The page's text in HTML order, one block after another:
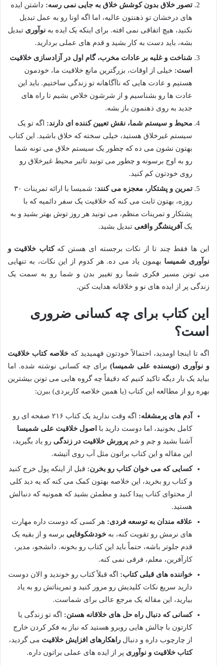
تصور خلاق بدون کوشش خلاق به جایی نمی رسه: داشتن ایده
های درخشان تو ذهنتون عالیه، اما اگه اونا رو به عمل تبدیل
نکنید، هیچ اتفاقی نمی افته. برای اینکه یک ایده به نوآوری تبدیل
بشه، باید دست به کار بشید و قدم های عملی بردارید.
شناخت و غلبه بر عادات مخرب، گام اول در آزادسازی خلاقیت
است: خیلی از اوقات، بزرگترین مانع خلاقیت ما، خودمون
هستیم و عادت هایی که ناآگاهانه تو زندگی ساختیم. باید این
عادت ها رو بشناسیم و از شرشون خلاص بشیم تا راه های
جدید به روی ذهنمون باز بشه.
محیط و سیستم شما، نقش تعیین کننده ای دارند: اگه تو یک
سیستم غیرخلاق هستید، خیلی سخته که خلاق باشید. این کتاب
بهتون نشون می ده که چطور یک سیستم خلاق می تونه شما
رو به اوج برسونه و چطور می تونید تاثیر محیط غیرخلاق رو
روی خودتون کم کنید.
تمرین و پشتکار، معجزه می کنند:
شمیسا با ارائه تمرینات ۳۰
روزه، بهتون ثابت می کنه که خلاقیت یک سفر دائمیه که با
پشتکار و تمرینات منظم، می تونید هر روز توش بهتر بشید و به
یک آفرینشگر واقعی تبدیل بشید.
این ها فقط چند تا از نکات برجسته ای هستن کهکتاب خلاقیت و
نوآوری شمیسا بهمون یاد می ده. هر کدوم از این نکات، به تنهایی
می تونن مسیر فکری شما رو تغییر بدن و شما رو به سمت یک
زندگی پر از ایده های نو و خلاقانه هدایت کنن.
این کتاب برای چه کسانی ضروری
است؟
اگه تا اینجا اومدید، احتمالاً خودتون فهمیدید که خلاصه کتاب خلاقیت
و نوآوری (نویسنده علی شمیسا) برای چه کسانی نوشته شده. اما
بیاید یک بار دیگه تاکید کنیم که دقیقاً چه گروه هایی می تونن بیشترین
بهره رو از مطالعه این کتاب (یا همین خلاصه کاربردی) ببرن:
آدم های پرمشغله:
اگه وقت ندارید یک کتاب ۲۱۶ صفحه ای رو
کامل بخونید، اما دوست دارید با اصول خلاقیت علی شمیسا
آشنا بشید و چم و خم پرورش خلاقیت در زندگی رو یاد بگیرید،
این مقاله و این کتاب براتون مثل آب روی آتیشه.
کسایی که می خوان کتاب رو بخرن: قبل از اینکه پول خرج کنید
و کتاب رو بخرید، این خلاصه بهتون کمک می کنه که یه دید کلی
از محتوای کتاب پیدا کنید و مطمئن بشید که همونیه که دنبالش
هستید.
علاقه مندان به توسعه فردی: هر کسی که دوست داره مهارت
های نرمش رو تقویت کنه، به خودشکوفایی برسه و از بقیه یک
قدم جلوتر باشه، حتماً باید این کتاب رو بخونه. دانشجو، مدیر،
کارآفرین، معلم، فرقی نمی کنه.
خواننده های قبلی کتاب: اگه قبلاً کتاب رو خوندید و الان دوست
دارید سریع نکات کلیدیش رو مرور کنید و تمریناتش رو به یاد
بیارید، این مقاله یک مرجع عالی برای شماست.
کسانی که دنبال راه حل های خلاقانه هستن: اگه تو زندگی یا
کارتون با چالش هایی روبرو هستید که نیاز به فکر کردن خارج
از چارچوب داره و دنبال راهکارهای افزایش خلاقیت می گردید،
کتاب خلاقیت و نوآوری پر از ایده های عملی براتون داره.